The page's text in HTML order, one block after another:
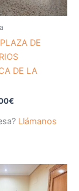
DE
DE LA
€
Llámanos